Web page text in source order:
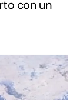
con un